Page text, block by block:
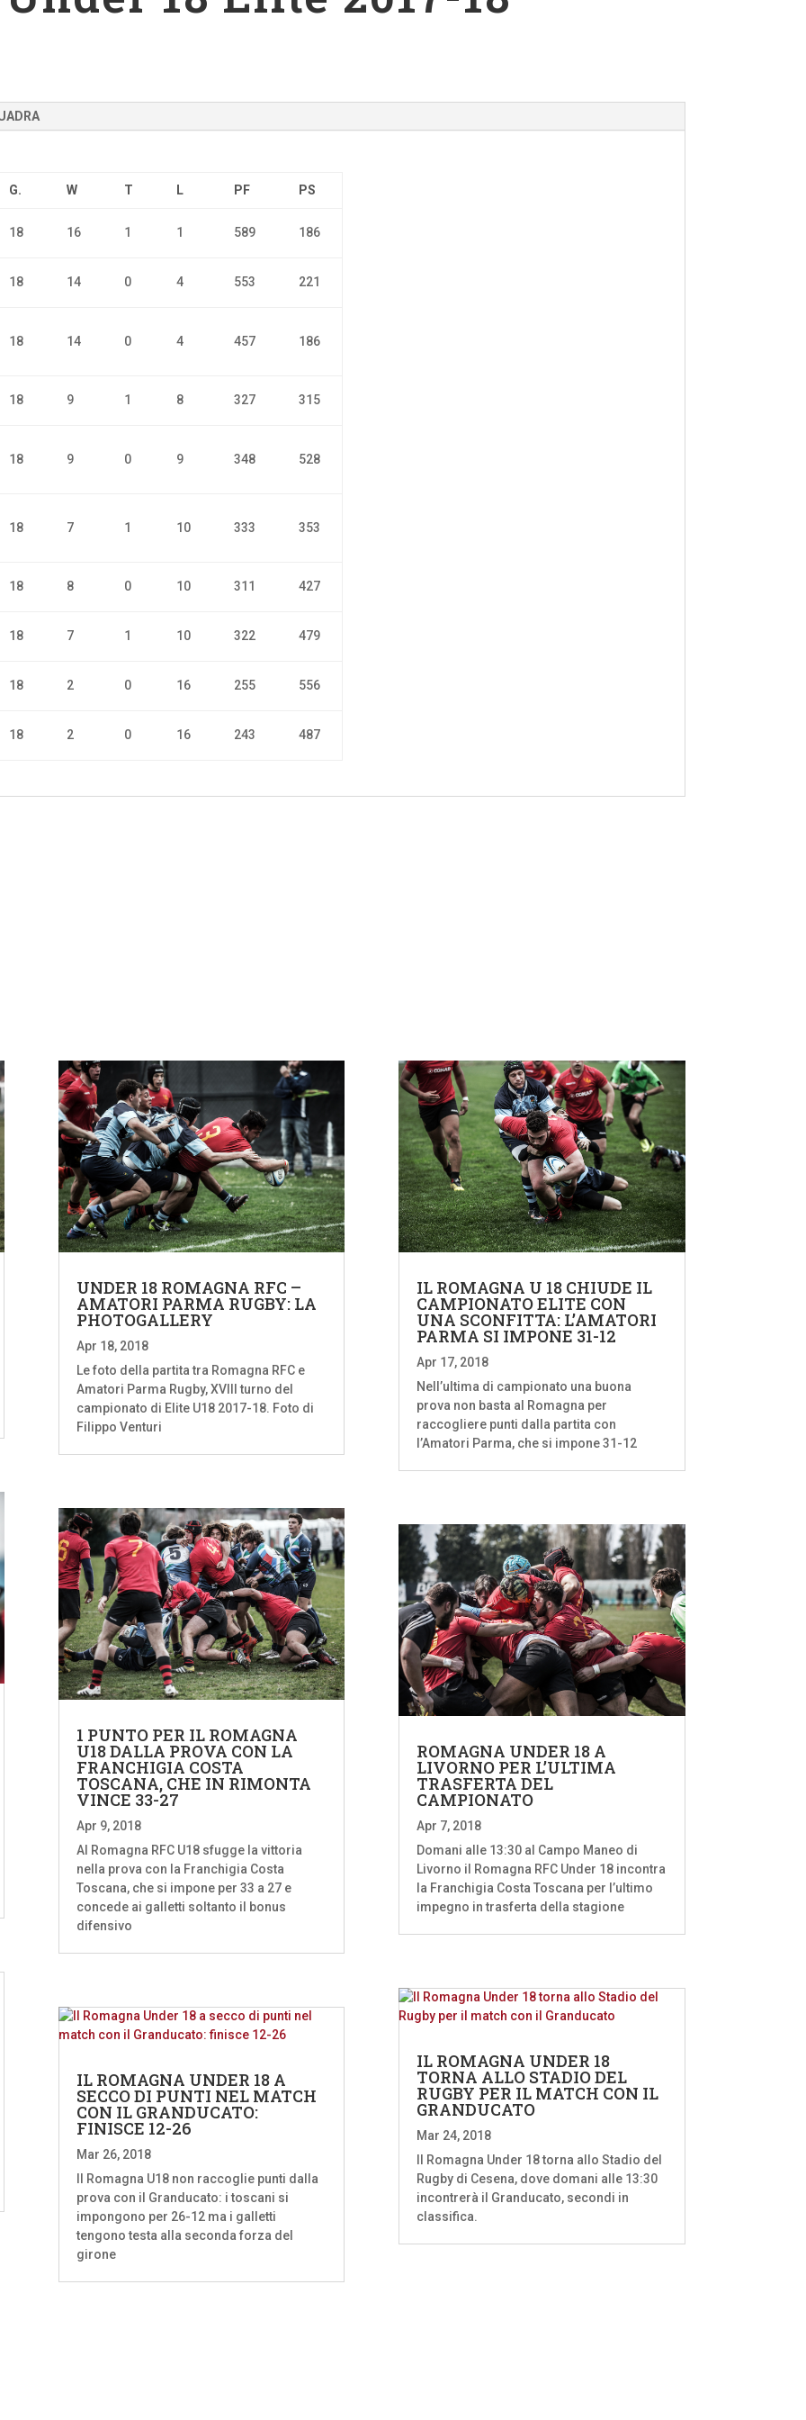
G. W T L PF PS
18 16 1 1 589 186
18 14 0 4 553 221
18 14 0 4 457 186
18 9 1 8 327 315
18 9 0 9 348 528
18 7 1 10 333 353
18 8 0 10 311 427
18 7 1 10 322 479
18 2 0 16 255 556
18 2 0 16 243 487
UNDER 18 ROMAGNA RFC –
AMATORI PARMA RUGBY: LA
PHOTOGALLERY
Apr 18, 2018
Le foto della partita tra Romagna RFC e
Amatori Parma Rugby, XVIII turno del
campionato di Elite U18 2017-18. Foto di
Filippo Venturi
1 PUNTO PER IL ROMAGNA
U18 DALLA PROVA CON LA
FRANCHIGIA COSTA
TOSCANA, CHE IN RIMONTA
VINCE 33-27
Apr 9, 2018
Al Romagna RFC U18 sfugge la vittoria
nella prova con la Franchigia Costa
Toscana, che si impone per 33 a 27 e
concede ai galletti soltanto il bonus
difensivo
IL ROMAGNA UNDER 18 A
SECCO DI PUNTI NEL MATCH
CON IL GRANDUCATO:
FINISCE 12-26
Mar 26, 2018
Il Romagna U18 non raccoglie punti dalla
prova con il Granducato: i toscani si
impongono per 26-12 ma i galletti
tengono testa alla seconda forza del
girone
IL ROMAGNA U 18 CHIUDE IL
CAMPIONATO ELITE CON
UNA SCONFITTA: L’AMATORI
PARMA SI IMPONE 31-12
Apr 17, 2018
Nell’ultima di campionato una buona
prova non basta al Romagna per
raccogliere punti dalla partita con
l’Amatori Parma, che si impone 31-12
ROMAGNA UNDER 18 A
LIVORNO PER L’ULTIMA
TRASFERTA DEL
CAMPIONATO
Apr 7, 2018
Domani alle 13:30 al Campo Maneo di
Livorno il Romagna RFC Under 18 incontra
la Franchigia Costa Toscana per l’ultimo
impegno in trasferta della stagione
IL ROMAGNA UNDER 18
TORNA ALLO STADIO DEL
RUGBY PER IL MATCH CON IL
GRANDUCATO
Mar 24, 2018
Il Romagna Under 18 torna allo Stadio del
Rugby di Cesena, dove domani alle 13:30
incontrerà il Granducato, secondi in
classifica.